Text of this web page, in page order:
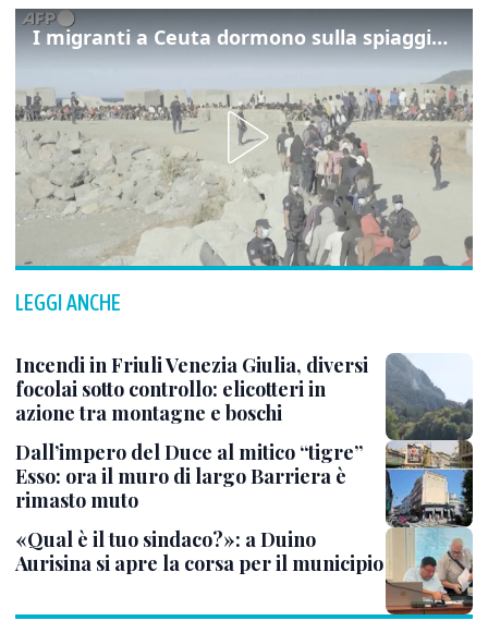
I migranti a Ceuta dormono sulla spiaggia: "Vogliamo entrare in Europa"
LEGGI ANCHE
Incendi in Friuli Venezia Giulia, diversi
focolai sotto controllo: elicotteri in
azione tra montagne e boschi
Dall’impero del Duce al mitico “tigre”
Esso: ora il muro di largo Barriera è
rimasto muto
«Qual è il tuo sindaco?»: a Duino
Aurisina si apre la corsa per il municipio